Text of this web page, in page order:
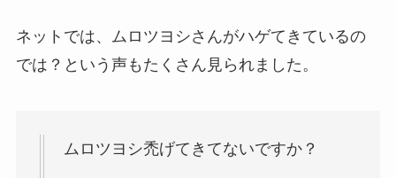
ネットでは、ムロツヨシさんがハゲてきているの
では？という声もたくさん見られました。
ムロツヨシ禿げてきてないですか？